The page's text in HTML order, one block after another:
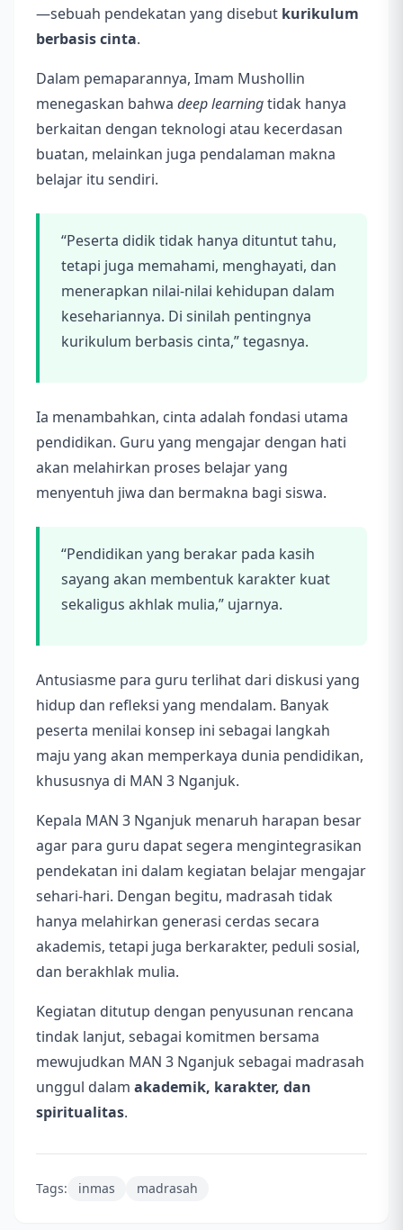
—sebuah pendekatan yang disebut kurikulum
berbasis cinta.
Dalam pemaparannya, Imam Mushollin
menegaskan bahwa deep learningtidak hanya
berkaitan dengan teknologi atau kecerdasan
buatan, melainkan juga pendalaman makna
belajar itu sendiri.
“Peserta didik tidak hanya dituntut tahu,
tetapi juga memahami, menghayati, dan
menerapkan nilai-nilai kehidupan dalam
kesehariannya. Di sinilah pentingnya
kurikulum berbasis cinta,” tegasnya.
Ia menambahkan, cinta adalah fondasi utama
pendidikan. Guru yang mengajar dengan hati
akan melahirkan proses belajar yang
menyentuh jiwa dan bermakna bagi siswa.
“Pendidikan yang berakar pada kasih
sayang akan membentuk karakter kuat
sekaligus akhlak mulia,” ujarnya.
Antusiasme para guru terlihat dari diskusi yang
hidup dan refleksi yang mendalam. Banyak
peserta menilai konsep ini sebagai langkah
maju yang akan memperkaya dunia pendidikan,
khususnya di MAN 3 Nganjuk.
Kepala MAN 3 Nganjuk menaruh harapan besar
agar para guru dapat segera mengintegrasikan
pendekatan ini dalam kegiatan belajar mengajar
sehari-hari. Dengan begitu, madrasah tidak
hanya melahirkan generasi cerdas secara
akademis, tetapi juga berkarakter, peduli sosial,
dan berakhlak mulia.
Kegiatan ditutup dengan penyusunan rencana
tindak lanjut, sebagai komitmen bersama
mewujudkan MAN 3 Nganjuk sebagai madrasah
unggul dalam akademik, karakter, dan
spiritualitas.
Tags: inmas madrasah